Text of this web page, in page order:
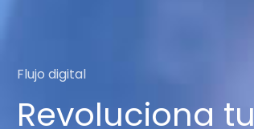
Flujo digital
Revoluciona tu